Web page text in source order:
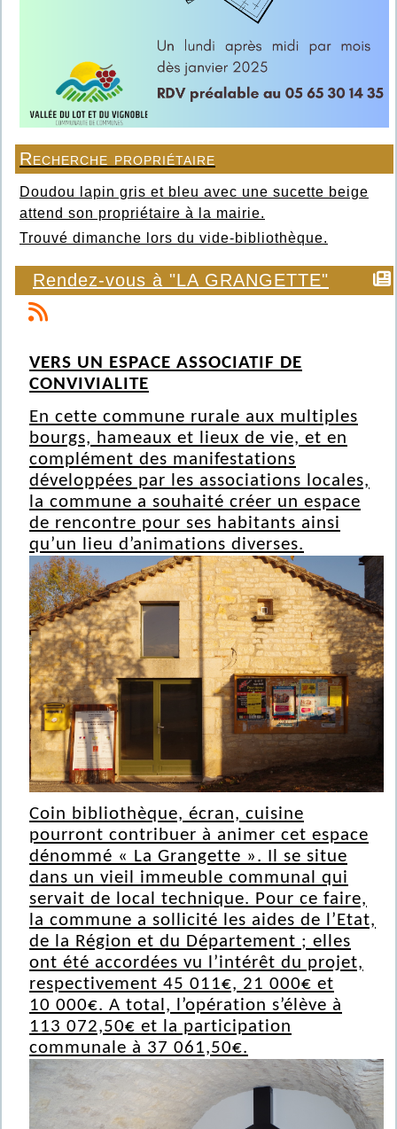
Recherche propriétaire
Doudou lapin gris et bleu avec une sucette beige
attend son propriétaire à la mairie.
Trouvé dimanche lors du vide-bibliothèque.
Rendez-vous à "LA GRANGETTE"
VERS UN ESPACE ASSOCIATIF DE
CONVIVIALITE
En cette commune rurale aux multiples
bourgs, hameaux et lieux de vie, et en
complément des manifestations
développées par les associations locales,
la commune a souhaité créer un espace
de rencontre pour ses habitants ainsi
qu’un lieu d’animations diverses.
Coin bibliothèque, écran, cuisine
pourront contribuer à animer cet espace
dénommé « La Grangette ». Il se situe
dans un vieil immeuble communal qui
servait de local technique. Pour ce faire,
la commune a sollicité les aides de l’Etat,
de la Région et du Département ; elles
ont été accordées vu l’intérêt du projet,
respectivement 45 011€, 21 000€ et
10 000€. A total, l’opération s’élève à
113 072,50€ et la participation
communale à 37 061,50€.